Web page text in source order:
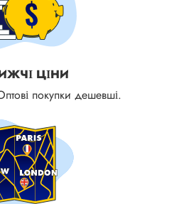
ЦІНИ
покупки дешевші.